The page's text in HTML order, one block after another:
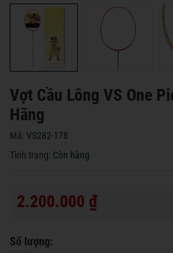
Vợt Cầu Lông VS One
Hãng
Mã: VS282-178
Tình trạng: Còn hàng
2.200.000 ₫
Số lượng: